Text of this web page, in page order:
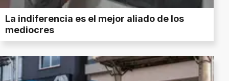
La indiferencia es el mejor aliado de los
mediocres